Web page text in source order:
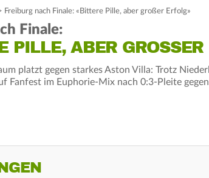
Freiburg nach Finale: «Bittere Pille, aber großer Erfolg»
Finale:
PILLE, ABER GROSSER
platzt gegen starkes Aston Villa: Trotz
Fanfest im Euphorie-Mix nach 0:3-Pleite